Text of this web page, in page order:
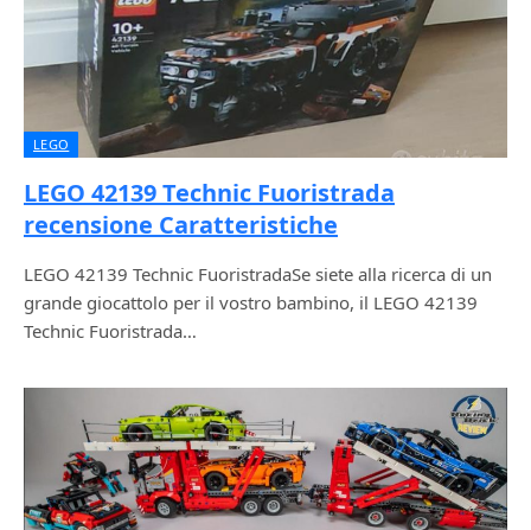
LEGO
LEGO 42139 Technic Fuoristrada
recensione Caratteristiche
LEGO 42139 Technic FuoristradaSe siete alla ricerca di un
grande giocattolo per il vostro bambino, il LEGO 42139
Technic Fuoristrada…